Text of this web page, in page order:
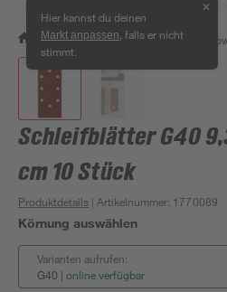
Hier kannst du deinen
Markt anpassen , falls er nicht
stimmt.
✕
/ Werkstatt & Maschinen /
Schleifblätter G40
cm 10 Stück
Produktdetails | Artikelnummer: 1770089
Körnung auswählen
Varianten aufrufen:
G40 | online verfügbar